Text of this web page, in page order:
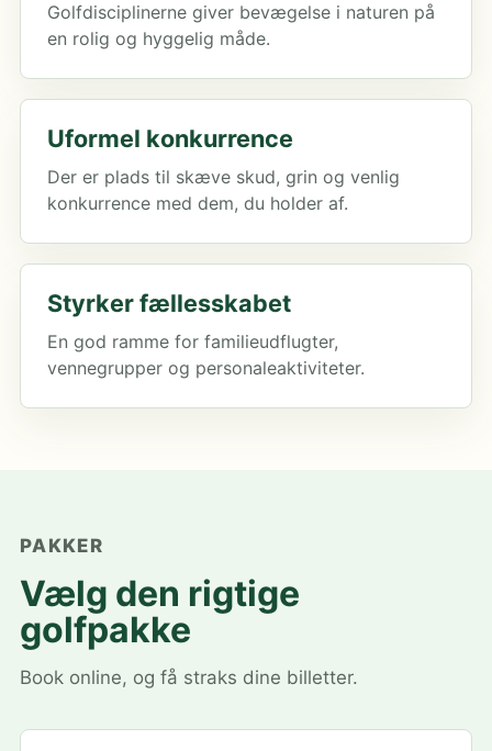
Golfdisciplinerne giver bevægelse i naturen på
en rolig og hyggelig måde.
Uformel konkurrence
Der er plads til skæve skud, grin og venlig
konkurrence med dem, du holder af.
Styrker fællesskabet
En god ramme for familieudflugter,
vennegrupper og personaleaktiviteter.
PAKKER
Vælg den rigtige
golfpakke
Book online, og få straks dine billetter.